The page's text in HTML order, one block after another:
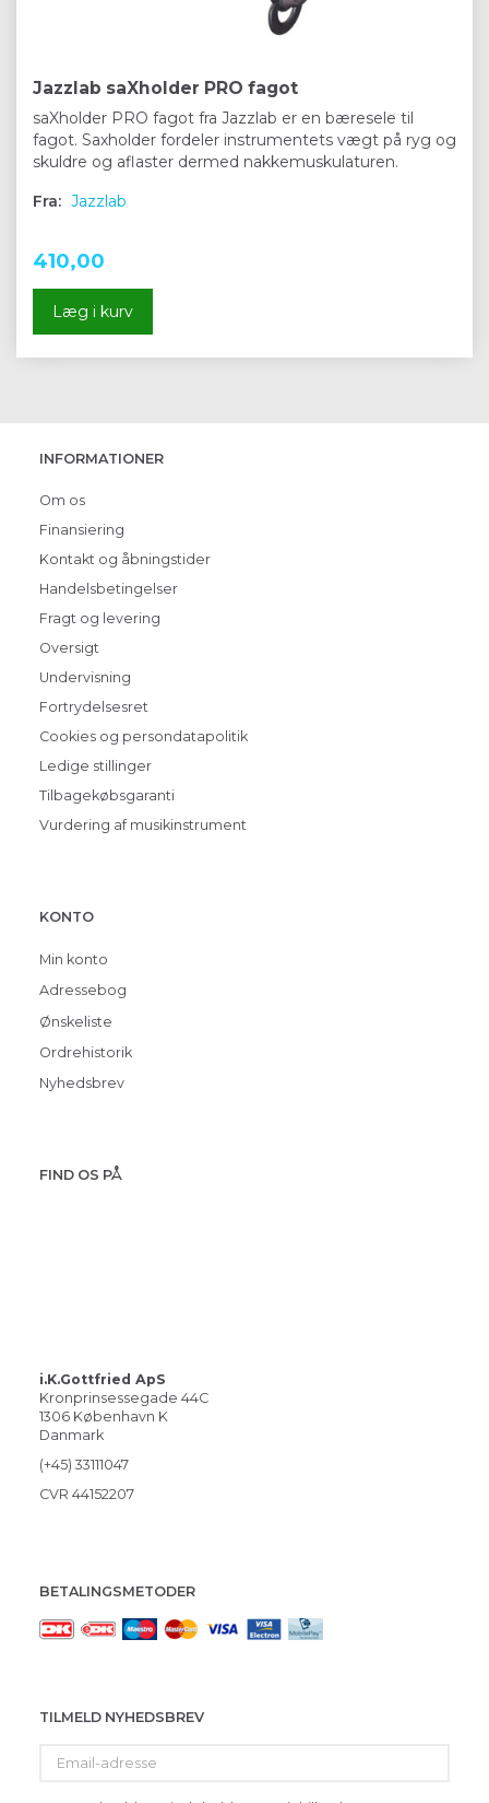
Jazzlab saXholder PRO fagot
saXholder PRO fagot fra Jazzlab er en bæresele til
fagot. Saxholder fordeler instrumentets vægt på ryg og
skuldre og aflaster dermed nakkemuskulaturen.
Fra: Jazzlab
410,00
Læg i kurv
INFORMATIONER
Om os
Finansiering
Kontakt og åbningstider
Handelsbetingelser
Fragt og levering
Oversigt
Undervisning
Fortrydelsesret
Cookies og persondatapolitik
Ledige stillinger
Tilbagekøbsgaranti
Vurdering af musikinstrument
KONTO
Min konto
Adressebog
Ønskeliste
Ordrehistorik
Nyhedsbrev
FIND OS PÅ
i.K.Gottfried ApS
Kronprinsessegade 44C
1306 København K
Danmark
(+45) 33111047
CVR 44152207
BETALINGSMETODER
TILMELD NYHEDSBREV
adresse